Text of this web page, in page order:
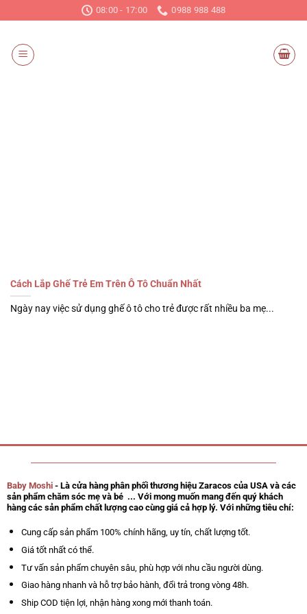
đến
dung
08:00 - 17:00 0988 988 488
Cách Lắp Ghế Trẻ Em Trên Ô Tô Chuẩn Nhất
Ngày nay việc sử dụng ghế ô tô cho trẻ được rất nhiều ba mẹ...
Baby Moshi- Là cửa hàng phân phối thương hiệu Zaracos của USA và các
sản phẩm chăm sóc mẹ và bé ... Với mong muốn mang đến quý khách
hàng các sản phẩm chất lượng cao cùng giá cả hợp lý. Với những tiêu chí:
Cung cấp sản phẩm 100% chính hãng, uy tín, chất lượng tốt.
Giá tốt nhất có thể.
Tư vấn sản phẩm chuyên sâu, phù hợp với nhu cầu người dùng.
Giao hàng nhanh và hỗ trợ bảo hành, đổi trả trong vòng 48h.
Ship COD tiện lợi, nhận hàng xong mới thanh toán.